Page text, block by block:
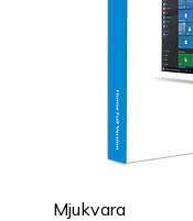
Mjukvara